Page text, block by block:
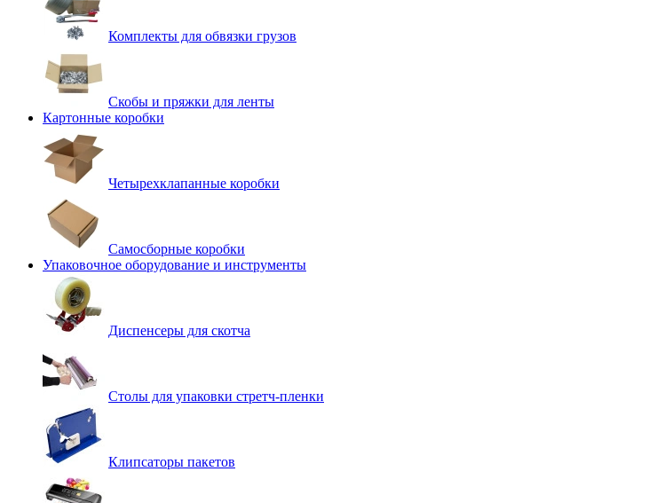
Комплекты для обвязки грузов
Скобы и пряжки для ленты
Картонные коробки
Четырехклапанные коробки
Самосборные коробки
Упаковочное оборудование и инструменты
Диспенсеры для скотча
Столы для упаковки стретч-пленки
Клипсаторы пакетов